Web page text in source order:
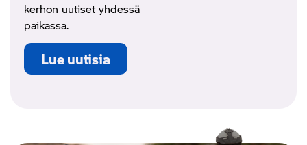
kerhon uutiset yhdessä
paikassa.
Lue uutisia